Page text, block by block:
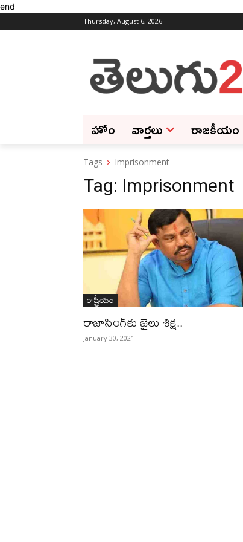
end
Thursday, August 6, 2026
హోం వార్తలు రాజకీయం
Tags Imprisonment
Tag: Imprisonment
రాష్ట్రీయం
రాజాసింగ్‌కు జైలు శిక్ష..
January 30, 2021